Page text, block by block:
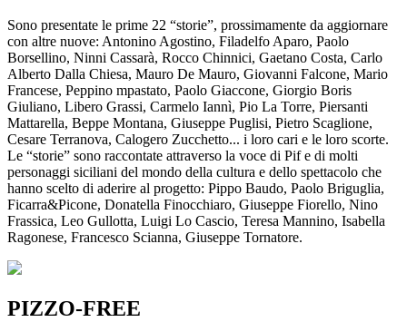
Sono presentate le prime 22 “storie”, prossimamente da aggiornare
con altre nuove: Antonino Agostino, Filadelfo Aparo, Paolo
Borsellino, Ninni Cassarà, Rocco Chinnici, Gaetano Costa, Carlo
Alberto Dalla Chiesa, Mauro De Mauro, Giovanni Falcone, Mario
Francese, Peppino mpastato, Paolo Giaccone, Giorgio Boris
Giuliano, Libero Grassi, Carmelo Iannì, Pio La Torre, Piersanti
Mattarella, Beppe Montana, Giuseppe Puglisi, Pietro Scaglione,
Cesare Terranova, Calogero Zucchetto... i loro cari e le loro scorte.
Le “storie” sono raccontate attraverso la voce di Pif e di molti
personaggi siciliani del mondo della cultura e dello spettacolo che
hanno scelto di aderire al progetto: Pippo Baudo, Paolo Briguglia,
Ficarra&Picone, Donatella Finocchiaro, Giuseppe Fiorello, Nino
Frassica, Leo Gullotta, Luigi Lo Cascio, Teresa Mannino, Isabella
Ragonese, Francesco Scianna, Giuseppe Tornatore.
PIZZO-FREE